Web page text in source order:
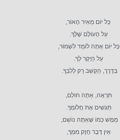
כָּל יוֹם מֵאִיר הָאוֹר,
עַל הָעוֹלָם שֶׁלְּךָ.
כָּל יוֹם אַתָּה לוֹמֵד לִשְׁמוֹר,
עַל הַיָּקָר לְךָ.
בְּדֶרֶך, הַקְשֵׁב רַק לְלִבְּךָ.
תִּרְאֶה, אַתָּה חוֹלֵם,
תַּגְשִׁים אֶת חֲלוֹמְךָ.
מַמָּשׁ כְּמוֹ שָּׁאַתָּה נוֹשֵׁם,
אֵין דָּבָר חָזָק מִמְּךָ,